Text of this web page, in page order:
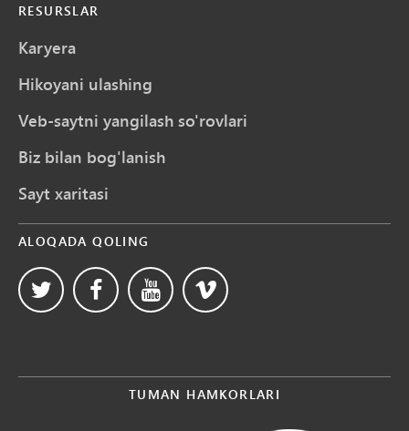
RESURSLAR
Karyera
Hikoyani ulashing
Veb-saytni yangilash so'rovlari
Biz bilan bog'lanish
Sayt xaritasi
ALOQADA QOLING
TUMAN HAMKORLARI